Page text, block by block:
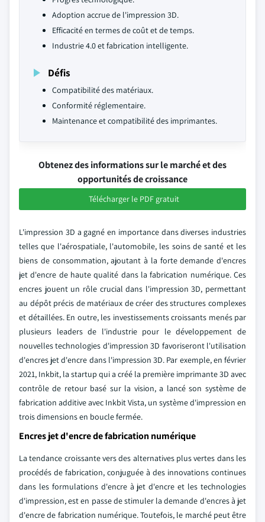
Adoption accrue de l'impression 3D.
Efficacité en termes de coût et de temps.
Industrie 4.0 et fabrication intelligente.
Défis
Compatibilité des matériaux.
Conformité réglementaire.
Maintenance et compatibilité des imprimantes.
Obtenez des informations sur le marché et des
opportunités de croissance
Télécharger le PDF gratuit
L'impression 3D a gagné en importance dans diverses industries
telles que l'aérospatiale, l'automobile, les soins de santé et les
biens de consommation, ajoutant à la forte demande d'encres
jet d'encre de haute qualité dans la fabrication numérique. Ces
encres jouent un rôle crucial dans l'impression 3D, permettant
au dépôt précis de matériaux de créer des structures complexes
et détaillées. En outre, les investissements croissants menés par
plusieurs leaders de l'industrie pour le développement de
nouvelles technologies d'impression 3D favoriseront l'utilisation
d'encres jet d'encre dans l'impression 3D. Par exemple, en février
2021, Inkbit, la startup qui a créé la première imprimante 3D avec
contrôle de retour basé sur la vision, a lancé son système de
fabrication additive avec Inkbit Vista, un système d'impression en
trois dimensions en boucle fermée.
Encres jet d'encre de fabrication numérique
La tendance croissante vers des alternatives plus vertes dans les
procédés de fabrication, conjuguée à des innovations continues
dans les formulations d'encre à jet d'encre et les technologies
d'impression, est en passe de stimuler la demande d'encres à jet
d'encre de fabrication numérique. Toutefois, le marché peut être